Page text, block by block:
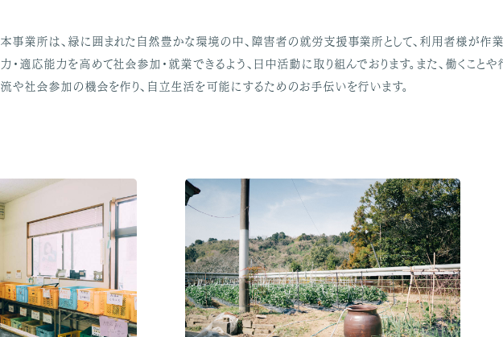
本事業所は、緑に囲まれた自然豊かな環境の中、障害者の就労支援事業所として、利用者様が作
力・適応能力を高めて社会参加・就業できるよう、日中活動に取り組んでおります。また、働くこと
流や社会参加の機会を作り、自立生活を可能にするためのお手伝いを行います。